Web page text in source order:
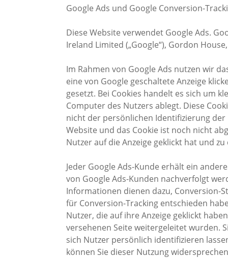
Google Ads und Google Conversion-
Diese Website verwendet Google Ads.
Ireland Limited („Google“), Gordon
Im Rahmen von Google Ads nutzen wir
eine von Google geschaltete Anzeige
gesetzt. Bei Cookies handelt es sich um
Computer des Nutzers ablegt. Diese
nicht der persönlichen Identifizierung
Website und das Cookie ist noch nicht
Nutzer auf die Anzeige geklickt hat und
Jeder Google Ads-Kunde erhält ein
von Google Ads-Kunden nachverfolgt
Informationen dienen dazu, Conversion-
für Conversion-Tracking entschieden
Nutzer, die auf ihre Anzeige geklickt
versehenen Seite weitergeleitet wurden.
sich Nutzer persönlich identifizieren
können Sie dieser Nutzung